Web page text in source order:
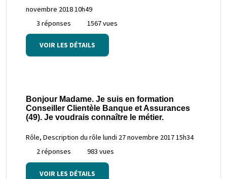
novembre 2018 10h49
3 réponses
1567 vues
VOIR LES DÉTAILS
Bonjour Madame. Je suis en formation
Conseiller Clientèle Banque et Assurances
(49). Je voudrais connaître le métier.
Rôle, Description du rôle lundi 27 novembre 2017 15h34
2 réponses
983 vues
VOIR LES DÉTAILS